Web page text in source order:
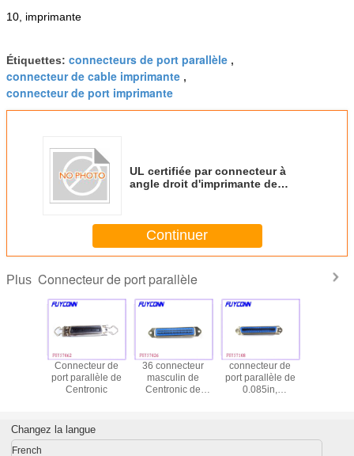
10, imprimante
Étiquettes: connecteurs de port parallèle ,
connecteur de cable imprimante ,
connecteur de port imprimante
UL certifiée par connecteur à
angle droit d'imprimante de
Centronic
Continuer
Plus Connecteur de port parallèle
Connecteur de
port parallèle de
Centronic
36 connecteur
masculin de
Centronic de
2.16mm,
connecteur de
port parallèle de
0.085in,
Centronic du
Changez la langue
French